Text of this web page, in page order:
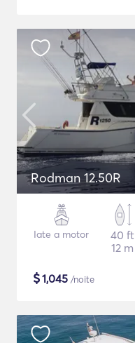
Rodman 12.50R
Iate a motor
40 ft
12 m
$1,045 /noite